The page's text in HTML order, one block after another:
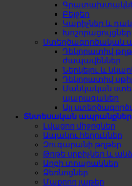
Բեյջեր
Կարիչներ և
Խոշորացույցներ
Ստեղծագործական
Դեկորատիվ
ժապավեններ
Ներկելու և
Դեկորատիվ
Մանկական
պարագաներ
Այլ
Տնտեսական ապրանքներ
Լվացող միջոցներ
Ապակու հեղուկներ
Զուգարանի թղթեր
Թղթե սրբիչներ և
Աղբի տոպրակներ
Ձեռնոցներ
Մաքրող լաթեր